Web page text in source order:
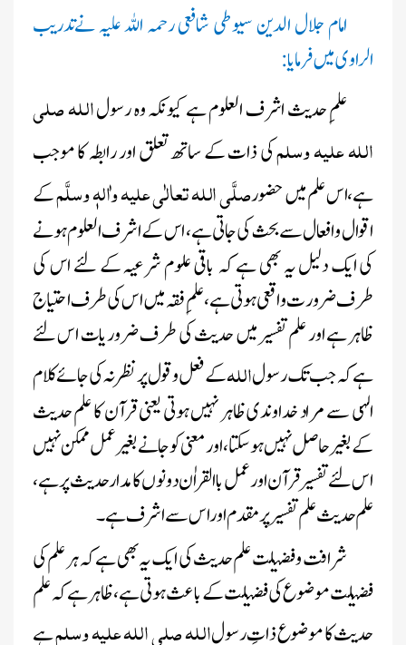
امام جلال الدین سیوطی شافعی رحمہ اللہ علیہ نےتدریب
الراوی میں فرمایا:
علمِ حدیث اشرف العلوم ہے کیونکہ وہ رسولاللہ صلی
اللہ علیہ وسلمکی ذات کے ساتھ تعلق اور رابطہ کا موجب
ہے،اس علم میں حضورصلَّی اللہ تعالٰی علیہ واٰلہٖ وسلَّمکے
اقوال و افعال سے بحث کی جاتی ہے، اس کے اشرف العلوم ہونے
کی ایک دلیل یہ بھی ہے کہ باقی علوم شرعیہ کے لئے اس کی
طرف ضرورت واقعی ہوتی ہے، علمِ فقہ میں اس کی طرف احتیاج
ظاہر ہے اور علم تفسیر میں حدیث کی طرف ضروریات اس لئے
ہے کہ جب تک رسولاللہکےفعل و قول پر نظر نہ کی جائے کلام
الہی سے مراد خداوندی ظاہر نہیں ہوتی یعنی قرآن کا علم حدیث
کے بغیر حاصل نہیں ہوسکتا، اور معنی کو جانے بغیر عمل ممکن نہیں
اس لئے تفسیر قرآن اور عمل باالقراٰن دونوںکا مدار حدیث پر ہے،
علم حدیث علم تفسیر پر مقدم اور اس سے اشرف ہے۔
شرافت و فضیلت علم حدیث کی ایک یہ بھی ہے کہ ہر علم کی
فضیلت موضوع کی فضیلت کے باعث ہوتی ہے، ظاہر ہے کہ علم
حدیث کا موضوع ذاتِ رسولاللہ صلی اللہ علیہ وسلمہے